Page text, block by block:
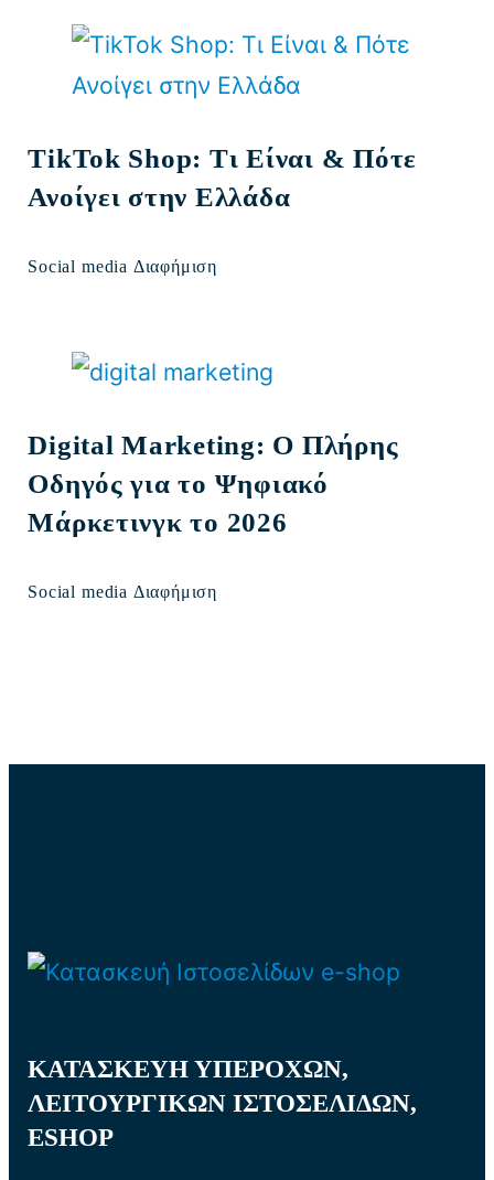
TikTok Shop: Τι Είναι & Πότε
Ανοίγει στην Ελλάδα
Social media Διαφήμιση
Digital Marketing: Ο Πλήρης
Οδηγός για το Ψηφιακό
Μάρκετινγκ το 2026
Social media Διαφήμιση
ΚΑΤΑΣΚΕΥΗ ΥΠΕΡΟΧΩΝ,
ΛΕΙΤΟΥΡΓΙΚΩΝ ΙΣΤΟΣΕΛΙΔΩΝ,
ESHOP